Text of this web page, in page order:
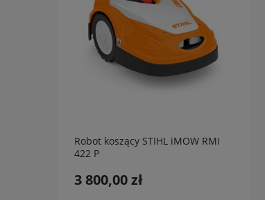
Robot koszący STIHL iMOW RMI
422 P
3 800,00 zł